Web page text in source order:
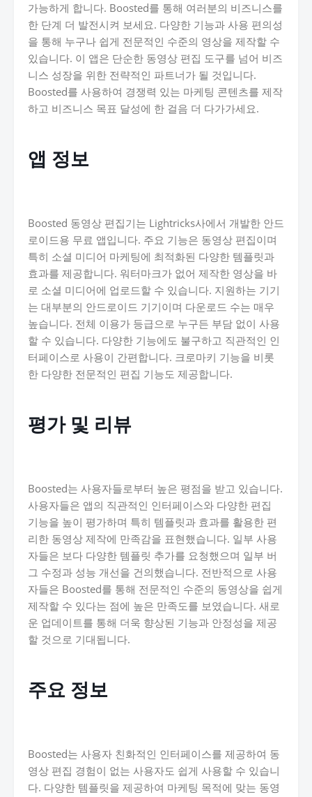
가능하게 합니다. Boosted를 통해 여러분의 비즈니스를
한 단계 더 발전시켜 보세요. 다양한 기능과 사용 편의성
을 통해 누구나 쉽게 전문적인 수준의 영상을 제작할 수
있습니다. 이 앱은 단순한 동영상 편집 도구를 넘어 비즈
니스 성장을 위한 전략적인 파트너가 될 것입니다.
Boosted를 사용하여 경쟁력 있는 마케팅 콘텐츠를 제작
하고 비즈니스 목표 달성에 한 걸음 더 다가가세요.
앱 정보
Boosted 동영상 편집기는 Lightricks사에서 개발한 안드
로이드용 무료 앱입니다. 주요 기능은 동영상 편집이며
특히 소셜 미디어 마케팅에 최적화된 다양한 템플릿과
효과를 제공합니다. 워터마크가 없어 제작한 영상을 바
로 소셜 미디어에 업로드할 수 있습니다. 지원하는 기기
는 대부분의 안드로이드 기기이며 다운로드 수는 매우
높습니다. 전체 이용가 등급으로 누구든 부담 없이 사용
할 수 있습니다. 다양한 기능에도 불구하고 직관적인 인
터페이스로 사용이 간편합니다. 크로마키 기능을 비롯
한 다양한 전문적인 편집 기능도 제공합니다.
평가 및 리뷰
Boosted는 사용자들로부터 높은 평점을 받고 있습니다.
사용자들은 앱의 직관적인 인터페이스와 다양한 편집
기능을 높이 평가하며 특히 템플릿과 효과를 활용한 편
리한 동영상 제작에 만족감을 표현했습니다. 일부 사용
자들은 보다 다양한 템플릿 추가를 요청했으며 일부 버
그 수정과 성능 개선을 건의했습니다. 전반적으로 사용
자들은 Boosted를 통해 전문적인 수준의 동영상을 쉽게
제작할 수 있다는 점에 높은 만족도를 보였습니다. 새로
운 업데이트를 통해 더욱 향상된 기능과 안정성을 제공
할 것으로 기대됩니다.
주요 정보
Boosted는 사용자 친화적인 인터페이스를 제공하여 동
영상 편집 경험이 없는 사용자도 쉽게 사용할 수 있습니
다. 다양한 템플릿을 제공하여 마케팅 목적에 맞는 동영